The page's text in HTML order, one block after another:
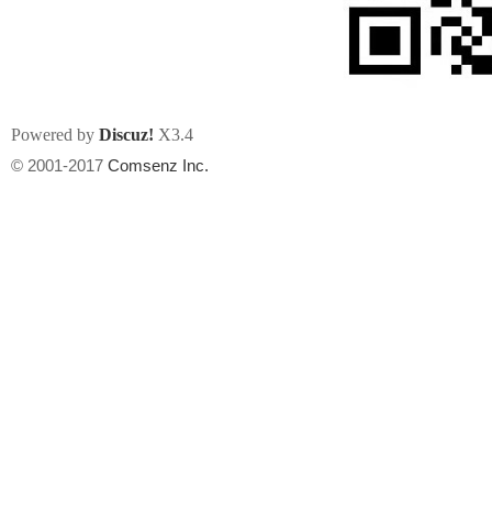
Powered by Discuz! X3.4
© 2001-2017 Comsenz Inc.